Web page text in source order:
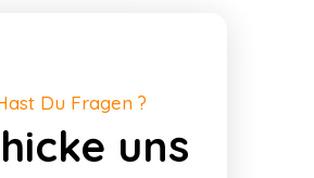
Du Fragen ?
uns